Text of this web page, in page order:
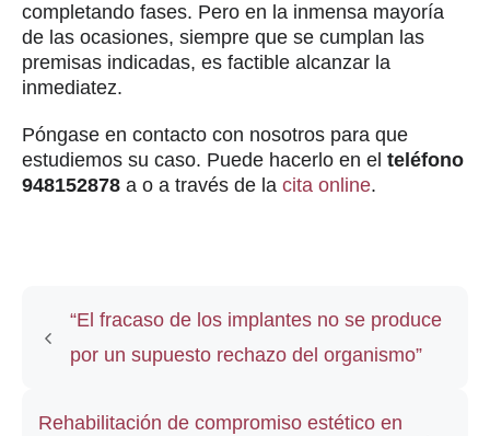
completando fases. Pero en la inmensa mayoría
de las ocasiones, siempre que se cumplan las
premisas indicadas, es factible alcanzar la
inmediatez.
Póngase en contacto con nosotros para que
estudiemos su caso. Puede hacerlo en el teléfono
948152878 a o a través de la cita online.
“El fracaso de los implantes no se produce
por un supuesto rechazo del organismo”
Rehabilitación de compromiso estético en